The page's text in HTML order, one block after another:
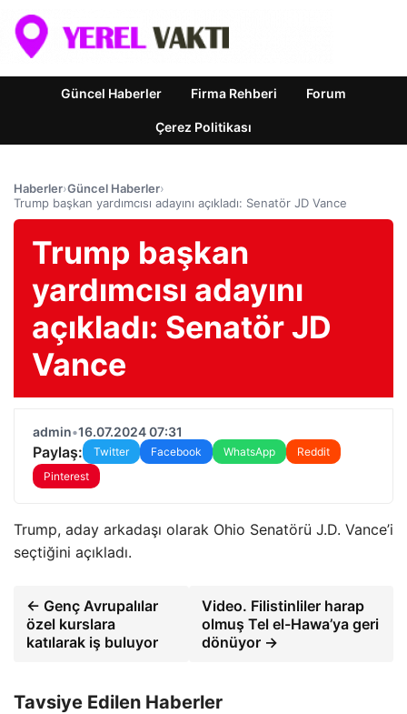
Güncel Haberler Firma Rehberi Forum
Çerez Politikası
Haberler›Güncel Haberler›
Trump başkan yardımcısı adayını açıkladı: Senatör JD Vance
Trump başkan
yardımcısı adayını
açıkladı: Senatör JD
Vance
admin•16.07.2024 07:31
Paylaş: Twitter Facebook WhatsApp
Reddit
Pinterest
Trump, aday arkadaşı olarak Ohio Senatörü J.D. Vance’i
seçtiğini açıkladı.
← Genç Avrupalılar
özel kurslara
katılarak iş buluyor
Video. Filistinliler harap
olmuş Tel el-Hawa’ya geri
dönüyor →
Tavsiye Edilen Haberler